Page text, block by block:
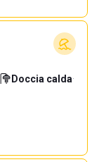
Doccia calda·